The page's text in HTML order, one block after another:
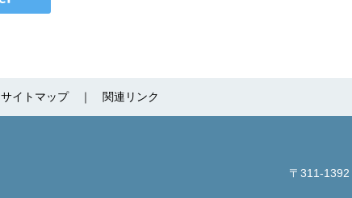
サイトマップ 関連リンク
〒311-1392